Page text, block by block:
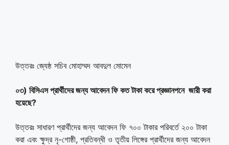
উত্তরঃ জ্যেষ্ঠ সচিব মোহাম্মদ আবদুল মোমেন
০৩) বিসিএস প্রার্থীদের জন্য আবেদন ফি কত টাকা করেপ্রজ্ঞানপনে জারী করা
হয়েছে?
উত্তরঃ সাধারণ প্রার্থীদের জন্য আবেদন ফি ৭০০ টাকার পরিবর্তে ২০০ টাকা
করা এবং ক্ষুদ্র নৃ-গোষ্ঠী, প্রতিবন্ধী ও তৃতীয় লিঙ্গের প্রার্থীদের জন্য আবেদন